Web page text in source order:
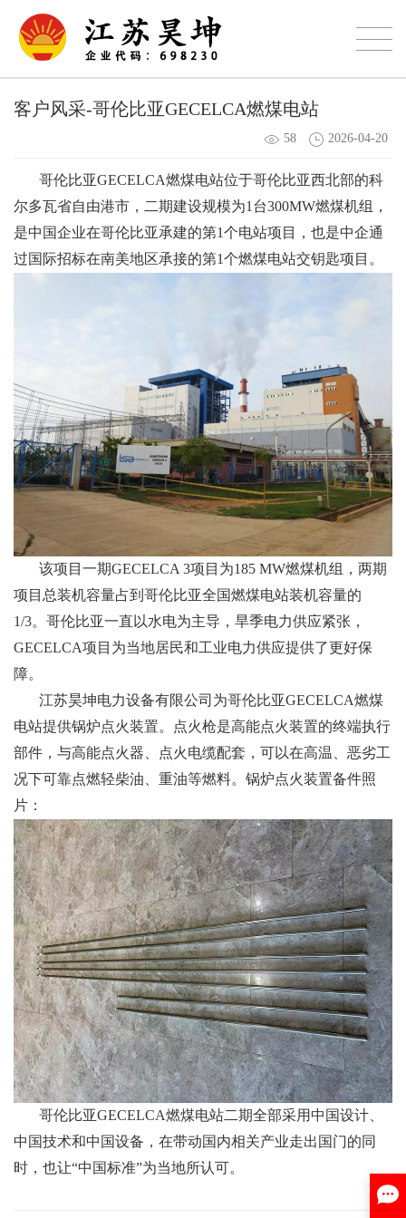
客户风采-哥伦比亚GECELCA燃煤电站
58 2026-04-20
哥伦比亚GECELCA燃煤电站位于哥伦比亚西北部的科
尔多瓦省自由港市，二期建设规模为1台300MW燃煤机组，
是中国企业在哥伦比亚承建的第1个电站项目，也是中企通
过国际招标在南美地区承接的第1个燃煤电站交钥匙项目。
该项目一期GECELCA 3项目为185 MW燃煤机组，两期
项目总装机容量占到哥伦比亚全国燃煤电站装机容量的
1/3。哥伦比亚一直以水电为主导，旱季电力供应紧张，
GECELCA项目为当地居民和工业电力供应提供了更好保
障。
江苏昊坤电力设备有限公司为哥伦比亚GECELCA燃煤
电站提供锅炉点火装置。点火枪是高能点火装置的终端执行
部件，与高能点火器、点火电缆配套，可以在高温、恶劣工
况下可靠点燃轻柴油、重油等燃料。锅炉点火装置备件照
片：
哥伦比亚GECELCA燃煤电站二期全部采用中国设计、
中国技术和中国设备，在带动国内相关产业走出国门的同
时，也让“中国标准”为当地所认可。